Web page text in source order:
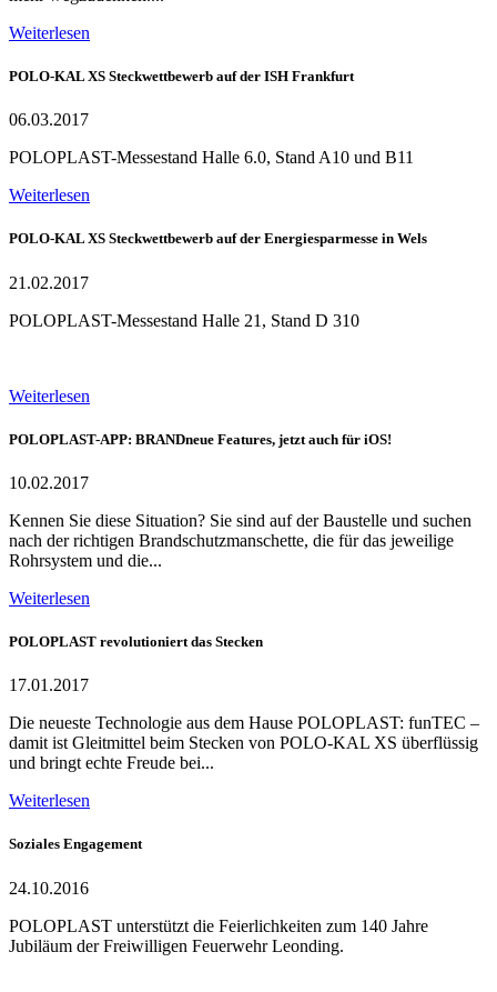
Weiterlesen
POLO-KAL XS Steckwettbewerb auf der ISH Frankfurt
06.03.2017
POLOPLAST-Messestand Halle 6.0, Stand A10 und B11
Weiterlesen
POLO-KAL XS Steckwettbewerb auf der Energiesparmesse in Wels
21.02.2017
POLOPLAST-Messestand Halle 21, Stand D 310
Weiterlesen
POLOPLAST-APP: BRANDneue Features, jetzt auch für iOS!
10.02.2017
Kennen Sie diese Situation? Sie sind auf der Baustelle und suchen
nach der richtigen Brandschutzmanschette, die für das jeweilige
Rohrsystem und die...
Weiterlesen
POLOPLAST revolutioniert das Stecken
17.01.2017
Die neueste Technologie aus dem Hause POLOPLAST: funTEC –
damit ist Gleitmittel beim Stecken von POLO-KAL XS überflüssig
und bringt echte Freude bei...
Weiterlesen
Soziales Engagement
24.10.2016
POLOPLAST unterstützt die Feierlichkeiten zum 140 Jahre
Jubiläum der Freiwilligen Feuerwehr Leonding.